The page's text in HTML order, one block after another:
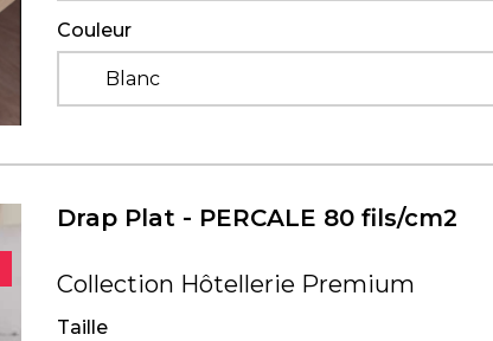
Couleur
Blanc
Drap Plat - PERCALE 80 fils/cm2
Collection Hôtellerie Premium
Taille